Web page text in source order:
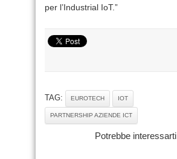
per l’Industrial IoT.”
TAG: EUROTECH IOT
PARTNERSHIP AZIENDE ICT
Potrebbe interessarti